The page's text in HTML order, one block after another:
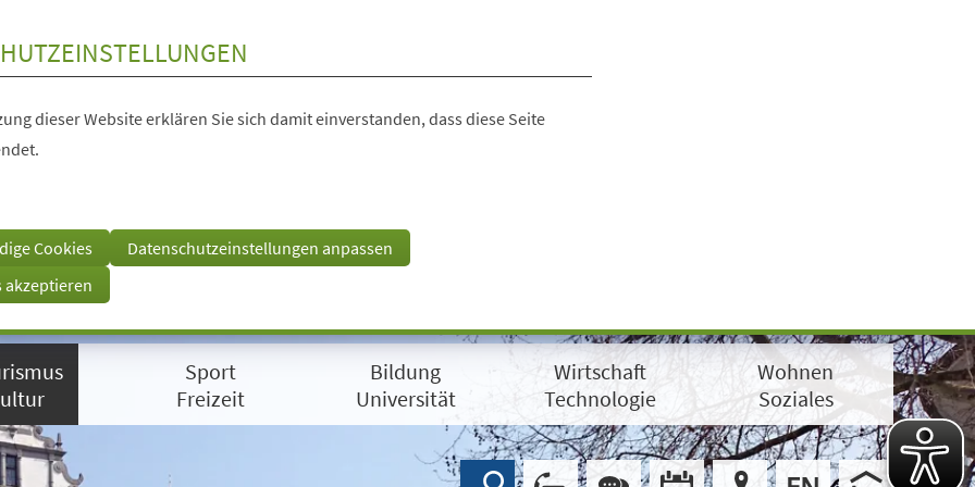
dieser Website erklären Sie sich damit einverstanden, dass diese Seite
Cookies
Datenschutzeinstellungen anpassen
akzeptieren
Sport
Freizeit
Bildung
Universität
Wirtschaft
Technologie
Wohnen
Soziales